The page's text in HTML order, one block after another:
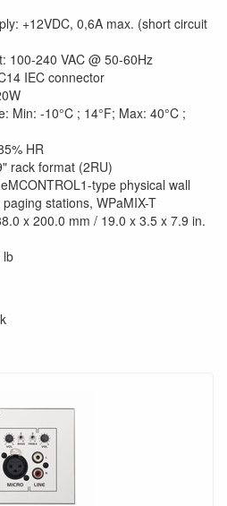
+12VDC, 0,6A max. (short circuit
100-240 VAC @ 50-60Hz
IEC connector
Min: -10°C ; 14°F; Max: 40°C ;
HR
rack format (2RU)
type physical wall
stations, WPaMIX-T
x 200.0 mm / 19.0 x 3.5 x 7.9 in.
lb